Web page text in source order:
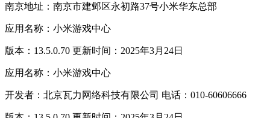
南京地址：南京市建邺区永初路37号小米华东总部
应用名称：小米游戏中心
版本：13.5.0.70 更新时间：2025年3月24日
应用名称：小米游戏中心
开发者：北京瓦力网络科技有限公司 电话：010-60606666